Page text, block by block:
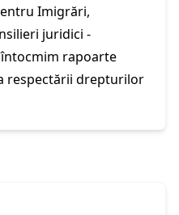
Imigrări,
juridici -
rapoarte
respectării drepturilor